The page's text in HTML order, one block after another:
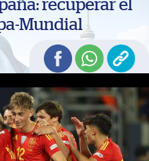
recuperar el
Mundial